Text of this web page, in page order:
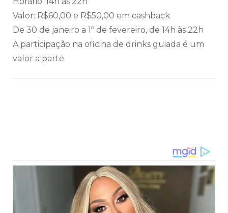
Valor: R$60,00 e R$50,00 em cashback
De 30 de janeiro a 1º de fevereiro, de 14h às 22h
A participação na oficina de drinks guiada é um
valor a parte.
de